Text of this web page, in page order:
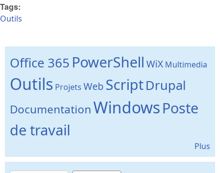
Tags:
Outils
Office 365 PowerShell WiX Multimedia
Outils Projets Web ScriptDrupal
DocumentationWindowsPoste
de travail
Plus